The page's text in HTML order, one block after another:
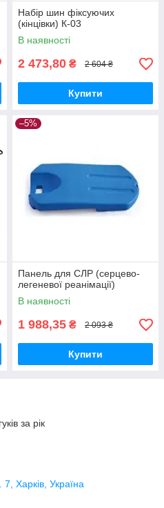
Набір шин фіксуючих
(кінцівки) К-03
В наявності
2 473,80 ₴ 2 604 ₴
Купити
–5%
Панель для СЛР (серцево-
легеневої реанімації)
В наявності
1 988,35 ₴ 2 093 ₴
Купити
за рік
Харків, Україна